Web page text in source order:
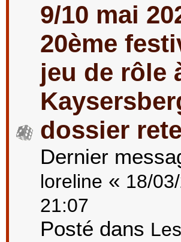
9/10 mai
20ème
jeu de rôle
dossier
Dernier
loreline « 18/
21:07
Posté dans